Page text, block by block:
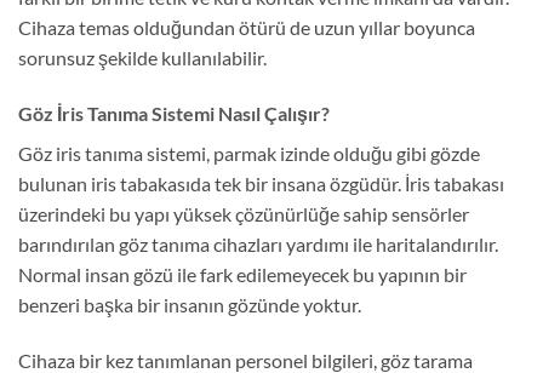
Cihaza temas olduğundan ötürü de uzun yıllar boyunca
sorunsuz şekilde kullanılabilir.
Göz İris Tanıma Sistemi Nasıl Çalışır?
Göz iris tanıma sistemi, parmak izinde olduğu gibi gözde
bulunan iris tabakasıda tek bir insana özgüdür. İris tabakası
üzerindeki bu yapı yüksek çözünürlüğe sahip sensörler
barındırılan göz tanıma cihazları yardımı ile haritalandırılır.
Normal insan gözü ile fark edilemeyecek bu yapının bir
benzeri başka bir insanın gözünde yoktur.
Cihaza bir kez tanımlanan personel bilgileri, göz tarama